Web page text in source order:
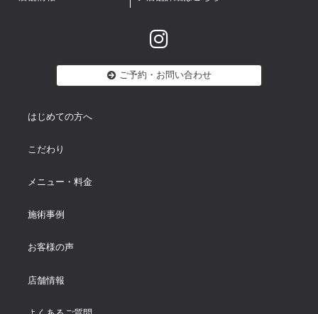
ご予約・お問い合わせ
はじめての方へ
こだわり
メニュー・料金
施術事例
お客様の声
店舗情報